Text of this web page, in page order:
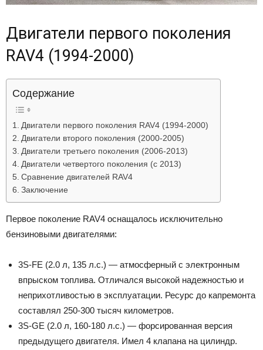
Двигатели первого поколения
RAV4 (1994-2000)
Содержание
Двигатели первого поколения RAV4 (1994-2000)
Двигатели второго поколения (2000-2005)
Двигатели третьего поколения (2006-2013)
Двигатели четвертого поколения (с 2013)
Сравнение двигателей RAV4
Заключение
Первое поколение RAV4 оснащалось исключительно
бензиновыми двигателями:
3S-FE (2.0 л, 135 л.с.) — атмосферный с электронным
впрыском топлива. Отличался высокой надежностью и
неприхотливостью в эксплуатации. Ресурс до капремонта
составлял 250-300 тысяч километров.
3S-GE (2.0 л, 160-180 л.с.) — форсированная версия
предыдущего двигателя. Имел 4 клапана на цилиндр.